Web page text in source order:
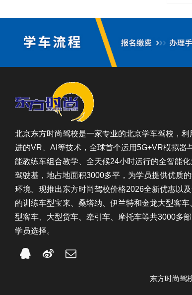
北京东方时尚驾校是一家专业的北京学车驾校，利
进的VR、AI等技术，全球首个运用5G+VR模拟器
能教练车组合教学、全天候24小时运行的全智能化
驾驶基，地占地面积3000多平，为学员提供优质
环境。现推出东方时尚驾校价格2026全新优惠以
的训练车型宝来、桑塔纳、伊兰特和金龙大型客车
型客车、大型货车、牵引车、摩托车等共3000多
学员选择。
东方时尚驾